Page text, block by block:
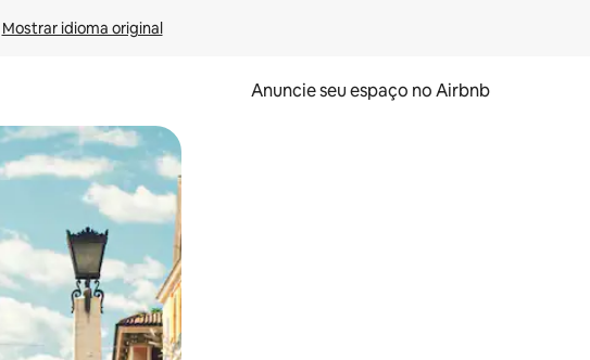
Mostrar idioma original
Anuncie seu espaço no Airbnb